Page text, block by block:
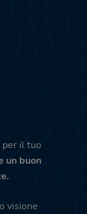
per il tuo
un buon
visione